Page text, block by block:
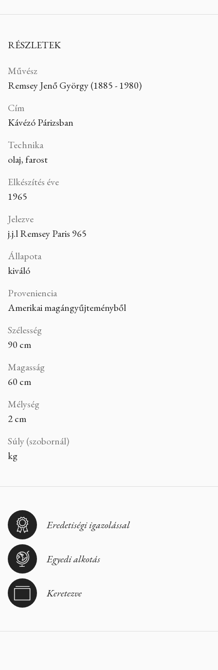
RÉSZLETEK
Művész
Remsey Jenő György (1885 - 1980)
Cím
Kávézó Párizsban
Technika
olaj, farost
Elkészítés éve
1965
Jelezve
j.j.l Remsey Paris 965
Állapota
kiváló
Proveniencia
Amerikai magángyűjteményből
Szélesség
90 cm
Magasság
60 cm
Mélység
2 cm
Súly (szobornál)
kg
Eredetiségi igazolással
Egyedi alkotás
Keretezve